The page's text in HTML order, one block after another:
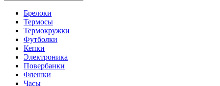
Брелоки
Термосы
Термокружки
Футболки
Кепки
Электроника
Повербанки
Флешки
Часы